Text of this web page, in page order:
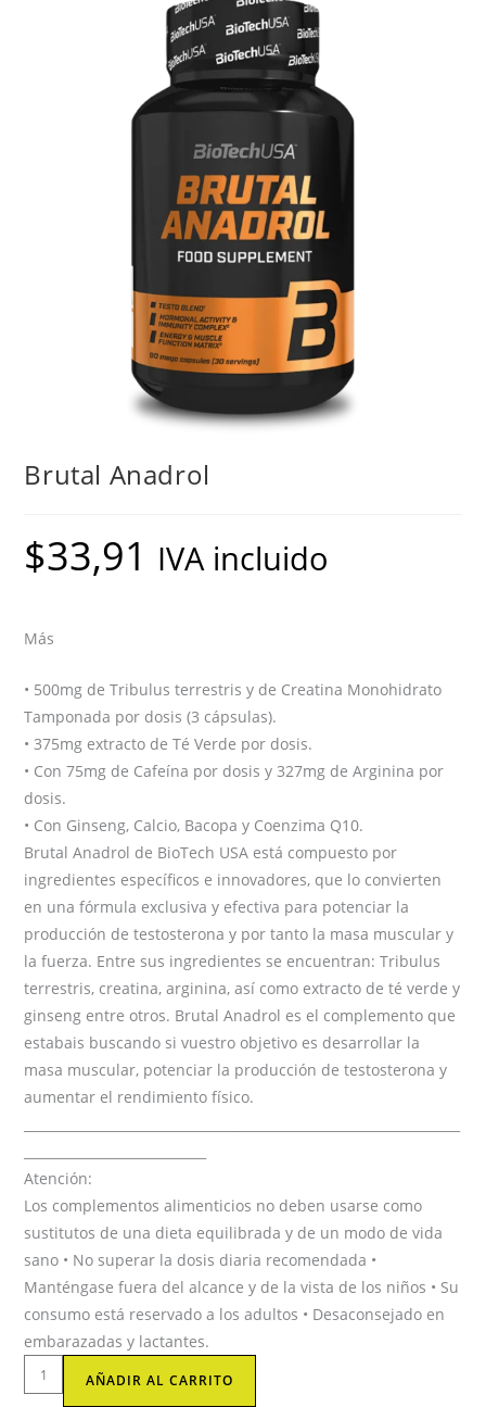
Brutal Anadrol
$33,91 IVA incluido
Más
• 500mg de Tribulus terrestris y de Creatina Monohidrato
Tamponada por dosis (3 cápsulas).
• 375mg extracto de Té Verde por dosis.
• Con 75mg de Cafeína por dosis y 327mg de Arginina por
dosis.
• Con Ginseng, Calcio, Bacopa y Coenzima Q10.
Brutal Anadrol de BioTech USA está compuesto por
ingredientes específicos e innovadores, que lo convierten
en una fórmula exclusiva y efectiva para potenciar la
producción de testosterona y por tanto la masa muscular y
la fuerza. Entre sus ingredientes se encuentran: Tribulus
terrestris, creatina, arginina, así como extracto de té verde y
ginseng entre otros. Brutal Anadrol es el complemento que
estabais buscando si vuestro objetivo es desarrollar la
masa muscular, potenciar la producción de testosterona y
aumentar el rendimiento físico.
Atención:
Los complementos alimenticios no deben usarse como
sustitutos de una dieta equilibrada y de un modo de vida
sano • No superar la dosis diaria recomendada •
Manténgase fuera del alcance y de la vista de los niños • Su
consumo está reservado a los adultos • Desaconsejado en
embarazadas y lactantes.
Brutal
Anadrol
AÑADIR AL CARRITO